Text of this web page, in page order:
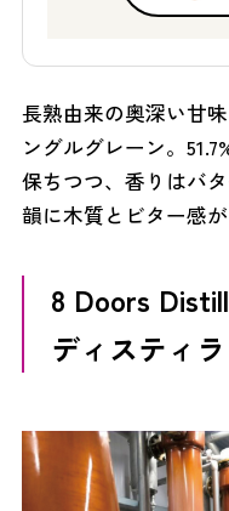
長熟由来の奥深い甘
ングルグレーン。
保ちつつ、香りはバ
韻に木質とビター感
8 Doors
ディスティ